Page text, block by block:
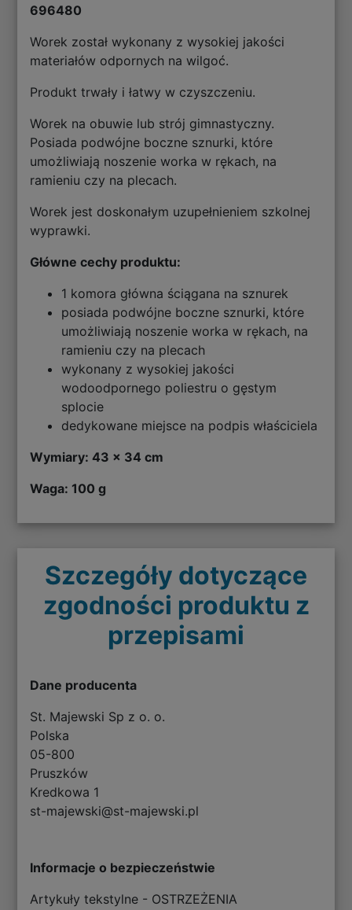
696480
Worek został wykonany z wysokiej jakości
materiałów odpornych na wilgoć.
Produkt trwały i łatwy w czyszczeniu.
Worek na obuwie lub strój gimnastyczny.
Posiada podwójne boczne sznurki, które
umożliwiają noszenie worka w rękach, na
ramieniu czy na plecach.
Worek jest doskonałym uzupełnieniem szkolnej
wyprawki.
Główne cechy produktu:
1 komora główna ściągana na sznurek
posiada podwójne boczne sznurki, które
umożliwiają noszenie worka w rękach, na
ramieniu czy na plecach
wykonany z wysokiej jakości
wodoodpornego poliestru o gęstym
splocie
dedykowane miejsce na podpis właściciela
Wymiary: 43 x 34 cm
Waga: 100 g
Szczegóły dotyczące
zgodności produktu z
przepisami
Dane producenta
St. Majewski Sp z o. o.
Polska
05-800
Pruszków
Kredkowa 1
st-majewski@st-majewski.pl
Informacje o bezpieczeństwie
Artykuły tekstylne - OSTRZEŻENIA